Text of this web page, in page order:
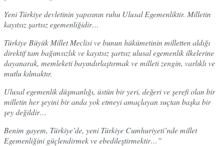
Yeni Türkiye devletinin yapısının ruhu Ulusal Egemenliktir. Milletin
kayıtsız şartsız egemenliğidir…
Türkiye Büyük Millet Meclisi ve bunun hükümetinin milletten aldığı
direktif tam bağımsızlık ve kayıtsız şartsız ulusal egemenlik ilkelerine
dayanarak, memleketi bayındırlaştırmak ve milleti zengin, varlıklı ve
mutlu kılmaktır.
Ulusal egemenlik düşmanlığı, üstün bir yeri, değeri ve şerefi olan bir
milletin her şeyini bir anda yok etmeyi amaçlayan suçtan başka bir
şey değildir…
Benim gayem, Türkiye’de, yeni Türkiye Cumhuriyeti’nde millet
Egemenliğini güçlendirmek ve ebedileştirmektir…”